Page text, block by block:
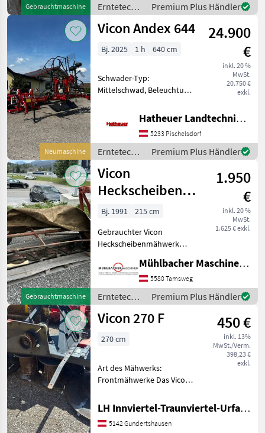
Gebrauchtmaschine
Erntetechnik
Grünland /
Vicon
Premium Plus Händler
Neumaschine
Vicon Andex 644
24.900
€
inkl. 20 %
MwSt.
20.750 €
exkl.
Bj. 2025 1 h 640 cm
Schwader-Typ:
Mittelschwad, Beleuchtung,
Zum Verkauf bei uns am
Lager Vicon Andex 644
Mittelschwader. Der
gezogene Schwader Andex
644 mit ein
Hatheuer Landtechnik GmbH & Co.KG.
5233 Pischelsdorf
Erntetechnik
Grünland /
Vicon
Premium Plus Händler
Gebrauchtmaschine
Vicon
Heckscheibenmähwerk,
gebraucht
1.950
€
inkl. 20 %
MwSt.
1.625 € exkl.
Bj. 1991
215 cm
Gebrauchter Vicon
Heckscheibenmähwerk
215cm - Type C216 -
Baujahr 1991 -
Heckscheibenmähwerk -
Gewicht ca. 370kg - ohne
Gelenkwelle -
Mühlbacher Maschinen GmbH
5580 Tamsweg
Erntetechnik
Grünland /
Vicon
Premium Plus Händler
Vicon 270 F 450 €
inkl. 13%
MwSt./Verm.
398,23 €
exkl.
270 cm
Art des Mähwerks:
Frontmähwerke Das Vicon
für seine robuste Bauweise
und Effizienz, bietet eine
Arbeitsbreite von 270 cm,
LH Innviertel-Traunviertel-Urfahr eGen, Gundertshausen
5142 Gundertshausen